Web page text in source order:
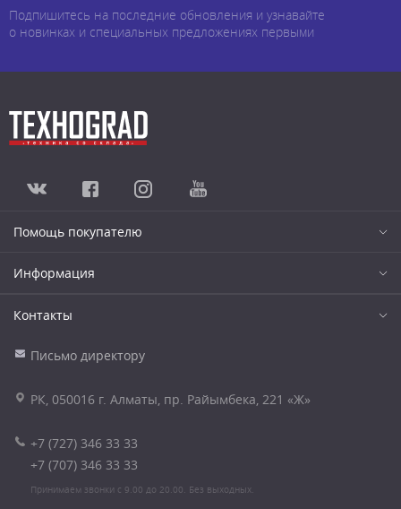
Подпишитесь на последние обновления и узнавайте
о новинках и специальных предложениях первыми
Помощь покупателю
Информация
Контакты
Письмо директору
РК, 050016 г. Алматы, пр. Райымбека, 221 «Ж»
+7 (727) 346 33 33
+7 (707) 346 33 33
Принимаем звонки с 9.00 до 20.00. Без выходных.